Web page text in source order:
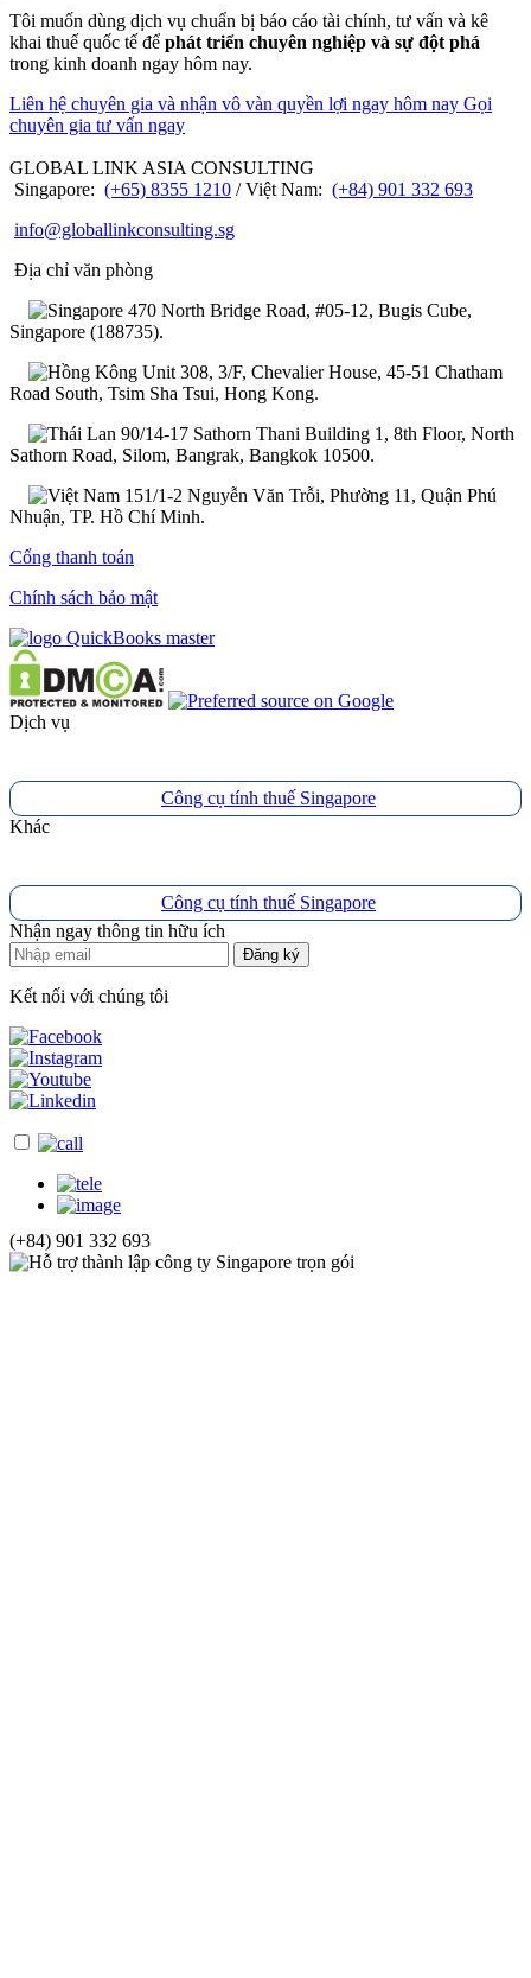
Tôi muốn dùng dịch vụ chuẩn bị báo cáo tài chính, tư vấn và kê
khai thuế quốc tế để phát triển chuyên nghiệp và sự đột phá
trong kinh doanh ngay hôm nay.
Liên hệ chuyên gia và nhận vô vàn quyền lợi ngay hôm nay Gọi
chuyên gia tư vấn ngay
GLOBAL LINK ASIA CONSULTING
Singapore: (+65) 8355 1210 / Việt Nam: (+84) 901 332 693
info@globallinkconsulting.sg
Địa chỉ văn phòng
470 North Bridge Road, #05-12, Bugis Cube,
Singapore (188735).
Unit 308, 3/F, Chevalier House, 45-51 Chatham
Road South, Tsim Sha Tsui, Hong Kong.
90/14-17 Sathorn Thani Building 1, 8th Floor, North
Sathorn Road, Silom, Bangrak, Bangkok 10500.
151/1-2 Nguyễn Văn Trỗi, Phường 11, Quận Phú
Nhuận, TP. Hồ Chí Minh.
Cổng thanh toán
Chính sách bảo mật
Dịch vụ
Công cụ tính thuế Singapore
Khác
Công cụ tính thuế Singapore
Nhận ngay thông tin hữu ích
Đăng ký
Kết nối với chúng tôi
(+84) 901 332 693